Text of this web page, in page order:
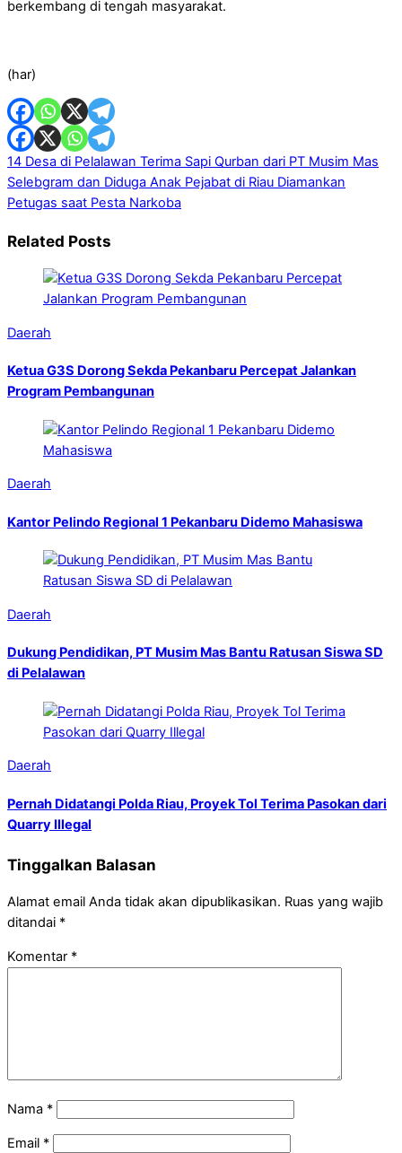
berkembang di tengah masyarakat.
(har)
14 Desa di Pelalawan Terima Sapi Qurban dari PT Musim Mas
Selebgram dan Diduga Anak Pejabat di Riau Diamankan
Petugas saat Pesta Narkoba
Related Posts
Daerah
Ketua G3S Dorong Sekda Pekanbaru Percepat Jalankan
Program Pembangunan
Daerah
Kantor Pelindo Regional 1 Pekanbaru Didemo Mahasiswa
Daerah
Dukung Pendidikan, PT Musim Mas Bantu Ratusan Siswa SD
di Pelalawan
Daerah
Pernah Didatangi Polda Riau, Proyek Tol Terima Pasokan dari
Quarry Illegal
Tinggalkan Balasan
Alamat email Anda tidak akan dipublikasikan. Ruas yang wajib
ditandai *
Komentar *
Nama *
Email *